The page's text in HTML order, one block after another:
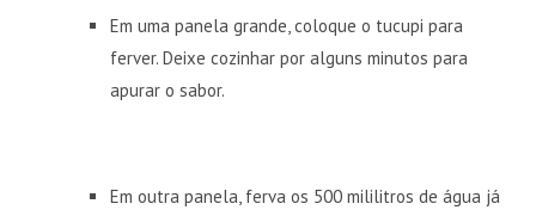
Em uma panela grande, coloque o tucupi para
ferver. Deixe cozinhar por alguns minutos para
apurar o sabor.
Em outra panela, ferva os 500 mililitros de água já